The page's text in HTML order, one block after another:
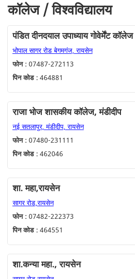
कॉलेज / विश्वविद्यालय
पंडित दीनदयाल उपाध्याय गोवेर्मेंट
भोपाल सागर रोड बेगमगंज, रायसेन
फोन :07487-272113
पिन कोड :464881
राजा भोज शासकीय कॉलेज, मंडीदीप
नई सतलापुर, मंडीदीप, रायसेन
फोन :07480-231111
पिन कोड :462046
शा. महा,रायसेन
सागर रोड,रायसेन
फोन :07482-222373
पिन कोड :464551
शा.कन्या महा., रायसेन